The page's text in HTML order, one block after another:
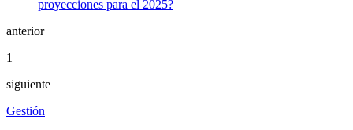
anterior
1
siguiente
Gestión